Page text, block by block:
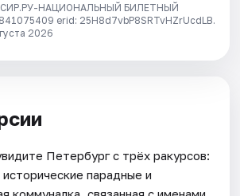
НАЦИОНАЛЬНЫЙ БИЛЕТНЫЙ
erid: 25H8d7vbP8SRTvHZrUcdLB.
2026
Петербург с трёх ракурсов:
парадные и